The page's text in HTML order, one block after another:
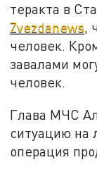
теракта в
Zvezdanews,
человек.
завалами
человек.
Глава МЧС
ситуацию на
операция